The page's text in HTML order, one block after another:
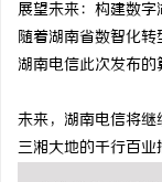
展望未来：构建数字
随着湖南省数智化
湖南电信此次发布
未来，湖南电信将
三湘大地的千行百业